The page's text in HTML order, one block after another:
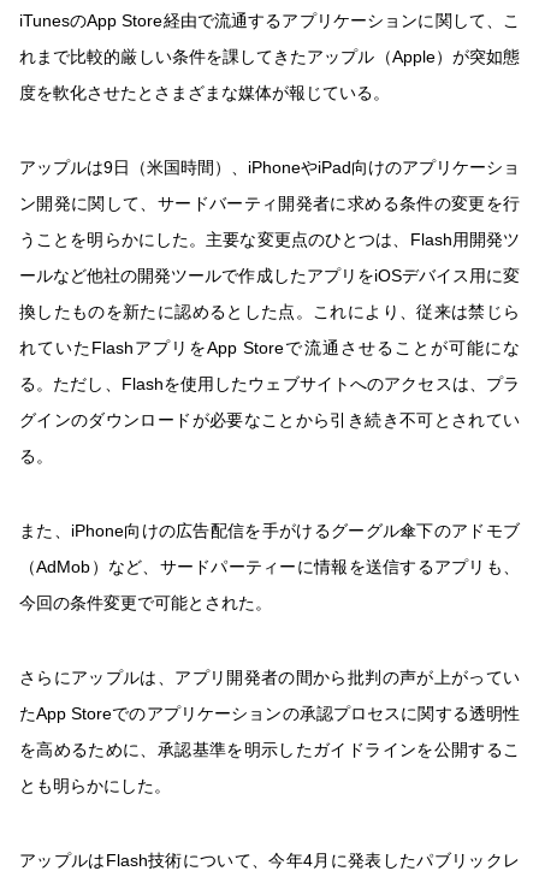
iTunesのApp Store経由で流通するアプリケーションに関して、こ
れまで比較的厳しい条件を課してきたアップル（Apple）が突如態
度を軟化させたとさまざまな媒体が報じている。
アップルは9日（米国時間）、iPhoneやiPad向けのアプリケーショ
ン開発に関して、サードバーティ開発者に求める条件の変更を行
うことを明らかにした。主要な変更点のひとつは、Flash用開発ツ
ールなど他社の開発ツールで作成したアプリをiOSデバイス用に変
換したものを新たに認めるとした点。これにより、従来は禁じら
れていたFlashアプリをApp Storeで流通させることが可能にな
る。ただし、Flashを使用したウェブサイトへのアクセスは、プラ
グインのダウンロードが必要なことから引き続き不可とされてい
る。
また、iPhone向けの広告配信を手がけるグーグル傘下のアドモブ
（AdMob）など、サードパーティーに情報を送信するアプリも、
今回の条件変更で可能とされた。
さらにアップルは、アプリ開発者の間から批判の声が上がってい
たApp Storeでのアプリケーションの承認プロセスに関する透明性
を高めるために、承認基準を明示したガイドラインを公開するこ
とも明らかにした。
アップルはFlash技術について、今年4月に発表したパブリックレ